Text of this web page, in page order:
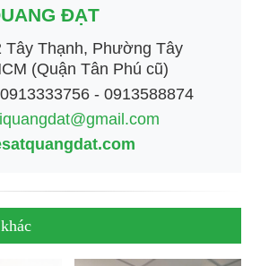
ĐẠT
Tây Thạnh, Phường Tây
(Quận Tân Phú cũ)
0913333756 - 0913588874
khác